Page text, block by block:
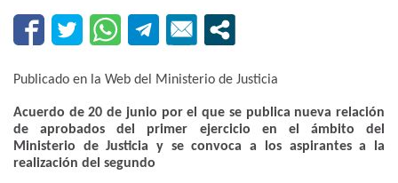
Publicado en la Web del Ministerio de Justicia
Acuerdo de 20 de junio por el que se publica nueva relación
de aprobados del primer ejercicio en el ámbito del
Ministerio de Justicia y se convoca a los aspirantes a la
realización del segundo